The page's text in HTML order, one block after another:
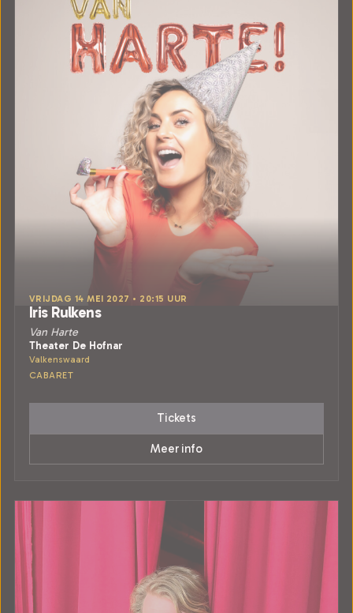
VRIJDAG 14 MEI 2027 • 20:15 UUR
Iris Rulkens
Van Harte
Theater De Hofnar
Valkenswaard
CABARET
Tickets
Meer info